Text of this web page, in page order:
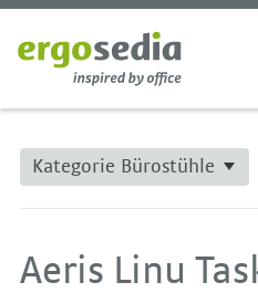
Kategorie Bürostühle
Aeris Linu